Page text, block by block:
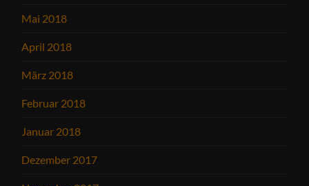
Mai 2018
April 2018
März 2018
Februar 2018
Januar 2018
Dezember 2017